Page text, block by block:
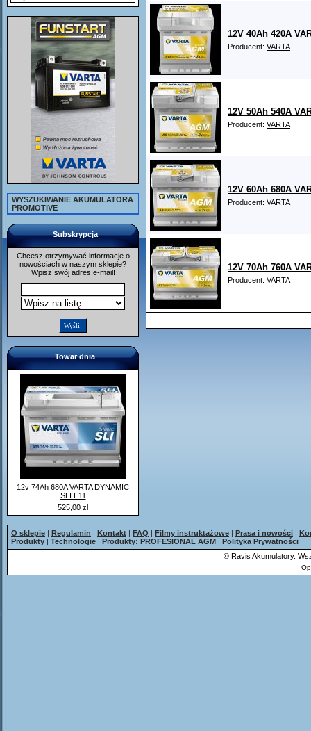
WYSZUKIWANIE AKUMULATORA
PROMOTIVE
Subskrypcja
Chcesz otrzymywać informacje o
nowościach w naszym sklepie?
Wpisz swój adres e-mail!
Towar dnia
12v 74Ah 680A VARTA DYNAMIC
SLI E11
525,00 zł
12V 40Ah 420A
Producent: VARTA
12V 50Ah 540A
Producent: VARTA
12V 60Ah 680A
Producent: VARTA
12V 70Ah 760A
Producent: VARTA
O sklepie | Regulamin | Kontakt | FAQ | Filmy instruktażowe | Prasa i nowości |
Produkty | Technologie | Produkty: PROFESIONAL AGM | Polityka Prywatności
© Ravis Akumulatory.